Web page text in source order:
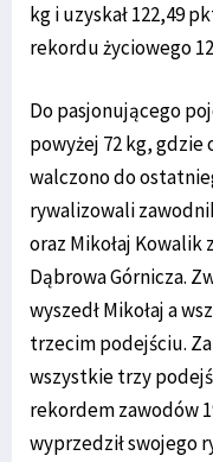
kg i uzyskał 122,49
rekordu życiowego
Do pasjonującego
powyżej 72 kg, gdzie
walczono do
rywalizowali
oraz Mikołaj
Dąbrowa Górnicza.
wyszedł Mikołaj a
trzecim podejściu.
wszystkie trzy
rekordem zawodów
wyprzedził swojego